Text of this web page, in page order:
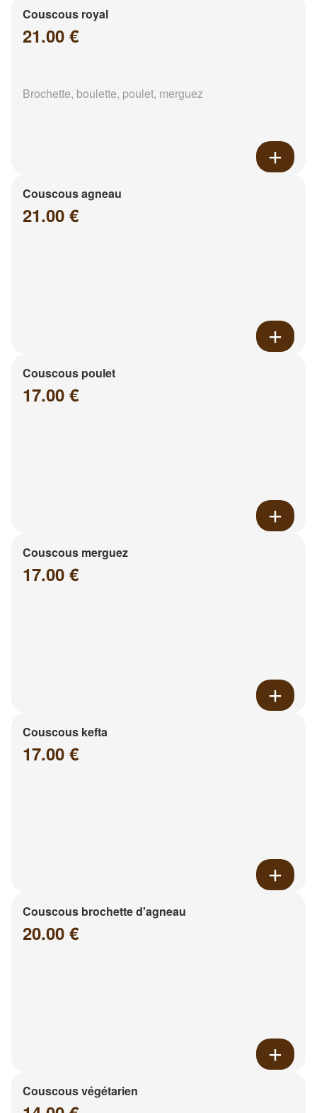
Couscous royal
21.00 €
Brochette, boulette, poulet, merguez
Couscous agneau
21.00 €
Couscous poulet
17.00 €
Couscous merguez
17.00 €
Couscous kefta
17.00 €
Couscous brochette d'agneau
20.00 €
Couscous végétarien